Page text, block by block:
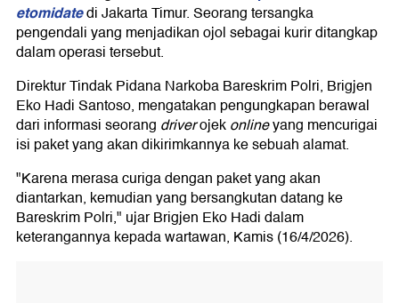
etomidatedi Jakarta Timur. Seorang tersangka
pengendali yang menjadikan ojol sebagai kurir ditangkap
dalam operasi tersebut.
Direktur Tindak Pidana Narkoba Bareskrim Polri, Brigjen
Eko Hadi Santoso, mengatakan pengungkapan berawal
dari informasi seorang driverojekonlineyang mencurigai
isi paket yang akan dikirimkannya ke sebuah alamat.
"Karena merasa curiga dengan paket yang akan
diantarkan, kemudian yang bersangkutan datang ke
Bareskrim Polri," ujar Brigjen Eko Hadi dalam
keterangannya kepada wartawan, Kamis (16/4/2026).